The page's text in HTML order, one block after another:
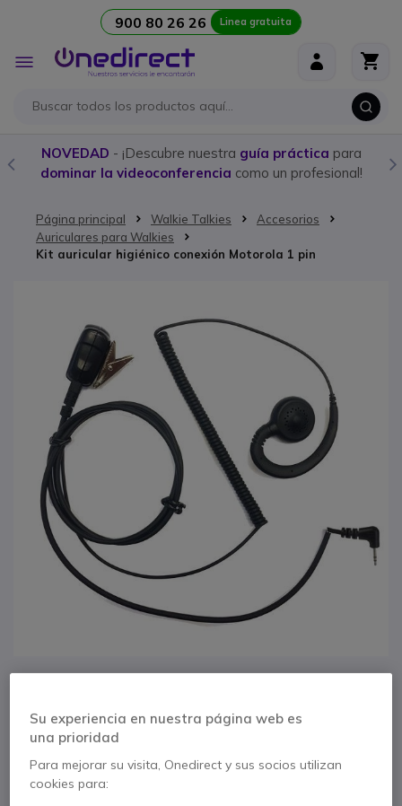
900 80 26 26 Linea gratuita
Toggle
Nav
NOVEDAD - ¡Descubre nuestra guía práctica para
dominar la videoconferencia como un profesional!
Página principal Walkie Talkies
Accesorios
Auriculares para Walkies
Kit auricular higiénico conexión Motorola 1 pin
Kit auricular higiénico
conexión Motorola 1
pin
Su experiencia en nuestra página web es
una prioridad
Para mejorar su visita, Onedirect y sus socios utilizan
cookies para: